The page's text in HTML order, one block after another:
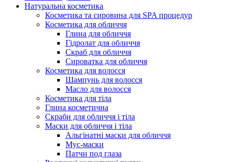
Натуральна косметика
Косметика та сировина для SPA процедур
Косметика для обличчя
Глина для обличчя
Гідролат для обличчя
Скраб для обличчя
Сироватка для обличчя
Косметика для волосся
Шампунь для волосся
Масло для волосся
Косметика для тіла
Глина косметична
Скраби для обличчя і тіла
Маски для обличчя і тіла
Альгінатні маски для обличчя
Мус-маски
Патчи под глаза